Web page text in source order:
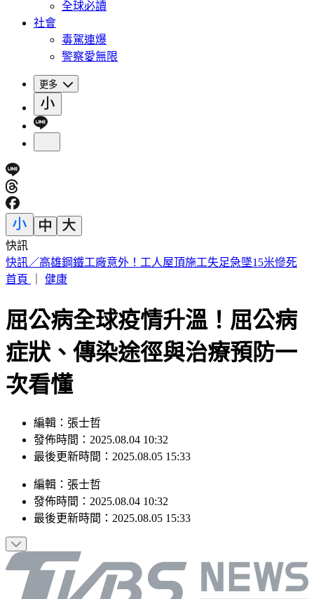
全球必讀
社會
毒駕連爆
警察愛無限
更多
快訊
快訊／高雄鋼鐵工廠意外！工人屋頂施工失足急墜15米慘死
首頁
健康
屈公病全球疫情升溫！屈公病
症狀、傳染途徑與治療預防一
次看懂
編輯：張士哲
發佈時間：2025.08.04 10:32
最後更新時間：2025.08.05 15:33
編輯 ： 張士哲
發佈時間： 2025.08.04 10:32
最後更新時間： 2025.08.05 15:33